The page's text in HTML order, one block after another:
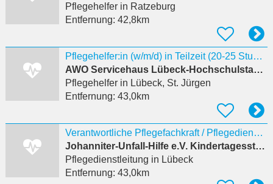
Pflegehelferin Ratzeburg
Entfernung: 42,8km
Pflegehelfer:in (w/m/d) in Teilzeit (20-25 Stunden/Woche)
AWO Servicehaus Lübeck-Hochschulstadtteil
Pflegehelferin Lübeck, St. Jürgen
Entfernung: 43,0km
Verantwortliche Pflegefachkraft / Pflegedienstleitung (m/w/d) in der Tagespflege
Johanniter-Unfall-Hilfe e.V. Kindertagesstätte Spatzennest
Pflegedienstleitung in Lübeck
Entfernung: 43,0km